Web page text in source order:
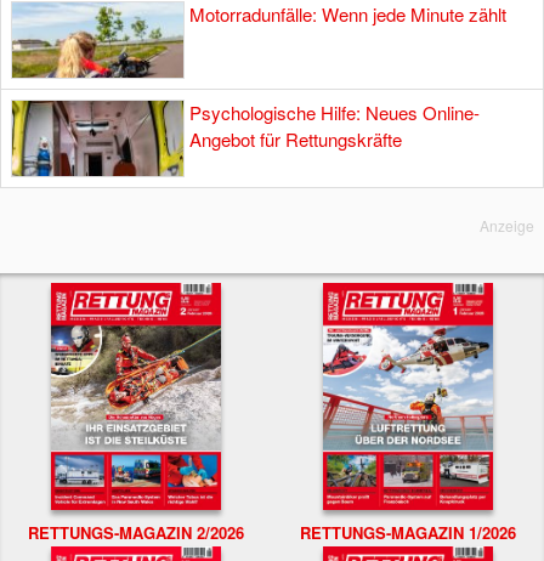
Motorradunfälle: Wenn jede Minute zählt
Psychologische Hilfe: Neues Online-
Angebot für Rettungskräfte
Anzeige
RETTUNGS-MAGAZIN 2/2026 RETTUNGS-MAGAZIN 1/2026